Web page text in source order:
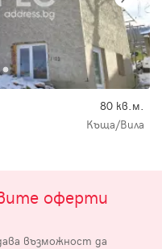
80 кв.м.
Къща/Вила
оферти
възможност да